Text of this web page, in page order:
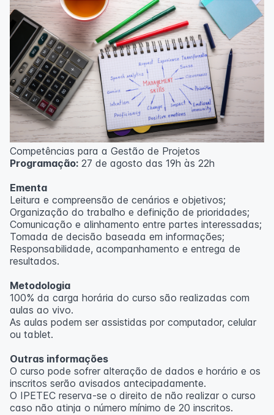
Competências para a Gestão de Projetos
Programação: 27 de agosto das 19h às 22h
Ementa
Leitura e compreensão de cenários e objetivos;
Organização do trabalho e definição de prioridades;
Comunicação e alinhamento entre partes interessadas;
Tomada de decisão baseada em informações;
Responsabilidade, acompanhamento e entrega de
resultados.
Metodologia
100% da carga horária do curso são realizadas com
aulas ao vivo.
As aulas podem ser assistidas por computador, celular
ou tablet.
Outras informações
O curso pode sofrer alteração de dados e horário e os
inscritos serão avisados ​​antecipadamente.
O IPETEC reserva-se o direito de não realizar o curso
caso não atinja o número mínimo de 20 inscritos.